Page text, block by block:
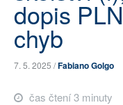
dopis
chyb
7. 5. 2025 /Fabiano Golgo
čas čtení 3 minuty